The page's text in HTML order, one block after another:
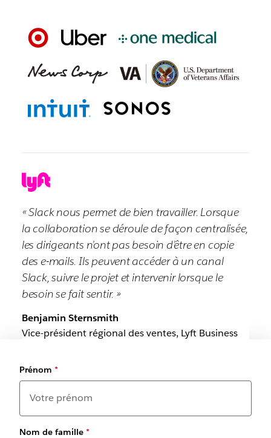
« Slack nous permet de bien travailler. Lorsque
la collaboration se déroule de façon centralisée,
les dirigeants n’ont pas besoin d’être en copie
des e-mails. Ils peuvent accéder à un canal
Slack, suivre le projet et intervenir lorsque le
besoin se fait sentir. »
Benjamin Sternsmith
Vice-président régional des ventes, Lyft Business
Prénom *
Nom de famille *